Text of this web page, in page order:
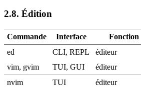
2.8. Édition
Commande Interface Fonction
ed
CLI, REPL éditeur
vim, gvim
TUI, GUI éditeur
nvim
TUI éditeur